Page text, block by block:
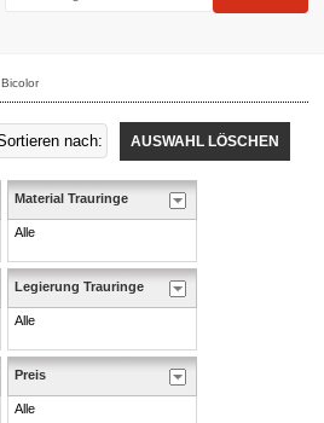
Bicolor
AUSWAHL LÖSCHEN
Material Trauringe
Alle
Legierung Trauringe
Alle
Preis
Alle